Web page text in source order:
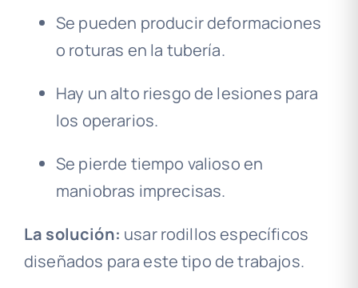
Se pueden producir deformaciones
o roturas en la tubería.
Hay un alto riesgo de lesiones para
los operarios.
Se pierde tiempo valioso en
maniobras imprecisas.
La solución: usar rodillos específicos
diseñados para este tipo de trabajos.